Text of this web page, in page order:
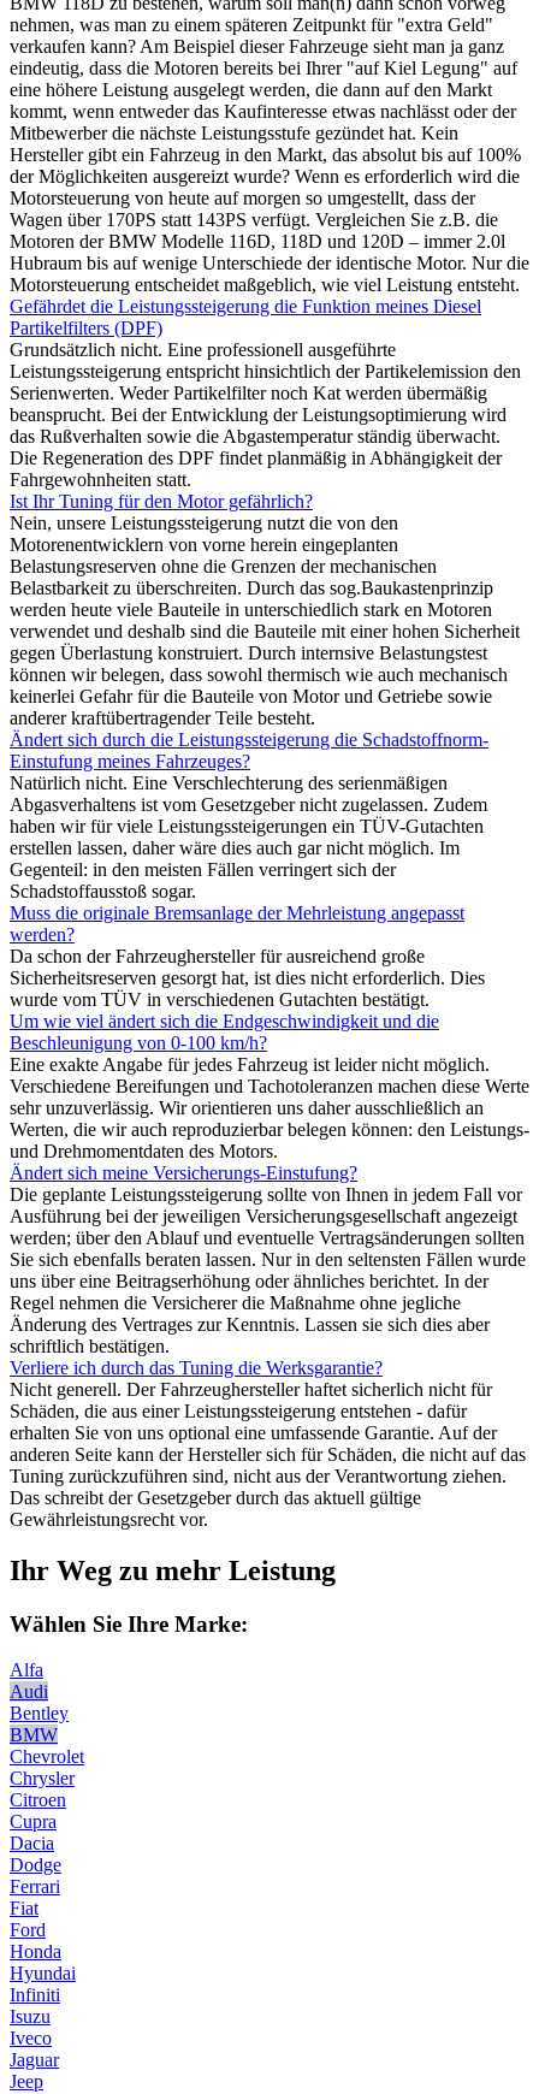
nehmen, was man zu einem späteren Zeitpunkt für "extra Geld"
verkaufen kann? Am Beispiel dieser Fahrzeuge sieht man ja ganz
eindeutig, dass die Motoren bereits bei Ihrer "auf Kiel Legung" auf
eine höhere Leistung ausgelegt werden, die dann auf den Markt
kommt, wenn entweder das Kaufinteresse etwas nachlässt oder der
Mitbewerber die nächste Leistungsstufe gezündet hat. Kein
Hersteller gibt ein Fahrzeug in den Markt, das absolut bis auf 100%
der Möglichkeiten ausgereizt wurde? Wenn es erforderlich wird die
Motorsteuerung von heute auf morgen so umgestellt, dass der
Wagen über 170PS statt 143PS verfügt. Vergleichen Sie z.B. die
Motoren der BMW Modelle 116D, 118D und 120D – immer 2.0l
Hubraum bis auf wenige Unterschiede der identische Motor. Nur die
Motorsteuerung entscheidet maßgeblich, wie viel Leistung entsteht.
Gefährdet die Leistungssteigerung die Funktion meines Diesel
Partikelfilters (DPF)
Grundsätzlich nicht. Eine professionell ausgeführte
Leistungssteigerung entspricht hinsichtlich der Partikelemission den
Serienwerten. Weder Partikelfilter noch Kat werden übermäßig
beansprucht. Bei der Entwicklung der Leistungsoptimierung wird
das Rußverhalten sowie die Abgastemperatur ständig überwacht.
Die Regeneration des DPF findet planmäßig in Abhängigkeit der
Fahrgewohnheiten statt.
Ist Ihr Tuning für den Motor gefährlich?
Nein, unsere Leistungssteigerung nutzt die von den
Motorenentwicklern von vorne herein eingeplanten
Belastungsreserven ohne die Grenzen der mechanischen
Belastbarkeit zu überschreiten. Durch das sog.Baukastenprinzip
werden heute viele Bauteile in unterschiedlich stark en Motoren
verwendet und deshalb sind die Bauteile mit einer hohen Sicherheit
gegen Überlastung konstruiert. Durch internsive Belastungstest
können wir belegen, dass sowohl thermisch wie auch mechanisch
keinerlei Gefahr für die Bauteile von Motor und Getriebe sowie
anderer kraftübertragender Teile besteht.
Ändert sich durch die Leistungssteigerung die Schadstoffnorm-
Einstufung meines Fahrzeuges?
Natürlich nicht. Eine Verschlechterung des serienmäßigen
Abgasverhaltens ist vom Gesetzgeber nicht zugelassen. Zudem
haben wir für viele Leistungssteigerungen ein TÜV-Gutachten
erstellen lassen, daher wäre dies auch gar nicht möglich. Im
Gegenteil: in den meisten Fällen verringert sich der
Schadstoffausstoß sogar.
Muss die originale Bremsanlage der Mehrleistung angepasst
werden?
Da schon der Fahrzeughersteller für ausreichend große
Sicherheitsreserven gesorgt hat, ist dies nicht erforderlich. Dies
wurde vom TÜV in verschiedenen Gutachten bestätigt.
Um wie viel ändert sich die Endgeschwindigkeit und die
Beschleunigung von 0-100 km/h?
Eine exakte Angabe für jedes Fahrzeug ist leider nicht möglich.
Verschiedene Bereifungen und Tachotoleranzen machen diese Werte
sehr unzuverlässig. Wir orientieren uns daher ausschließlich an
Werten, die wir auch reproduzierbar belegen können: den Leistungs-
und Drehmomentdaten des Motors.
Ändert sich meine Versicherungs-Einstufung?
Die geplante Leistungssteigerung sollte von Ihnen in jedem Fall vor
Ausführung bei der jeweiligen Versicherungsgesellschaft angezeigt
werden; über den Ablauf und eventuelle Vertragsänderungen sollten
Sie sich ebenfalls beraten lassen. Nur in den seltensten Fällen wurde
uns über eine Beitragserhöhung oder ähnliches berichtet. In der
Regel nehmen die Versicherer die Maßnahme ohne jegliche
Änderung des Vertrages zur Kenntnis. Lassen sie sich dies aber
schriftlich bestätigen.
Verliere ich durch das Tuning die Werksgarantie?
Nicht generell. Der Fahrzeughersteller haftet sicherlich nicht für
Schäden, die aus einer Leistungssteigerung entstehen - dafür
erhalten Sie von uns optional eine umfassende Garantie. Auf der
anderen Seite kann der Hersteller sich für Schäden, die nicht auf das
Tuning zurückzuführen sind, nicht aus der Verantwortung ziehen.
Das schreibt der Gesetzgeber durch das aktuell gültige
Gewährleistungsrecht vor.
Ihr Weg zu mehr Leistung
Wählen Sie Ihre Marke:
Alfa
Audi
Bentley
BMW
Chevrolet
Chrysler
Citroen
Cupra
Dacia
Dodge
Ferrari
Fiat
Ford
Honda
Hyundai
Infiniti
Isuzu
Iveco
Jaguar
Jeep